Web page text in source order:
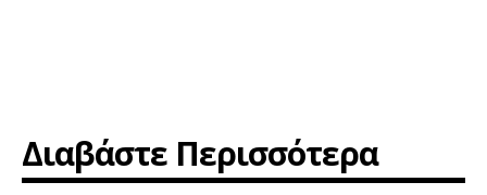
Διαβάστε Περισσότερα